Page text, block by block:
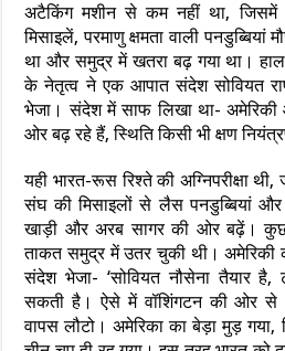
अटैकिंग मशीन से कम नहीं था, जिसमें
मिसाइलें, परमाणु क्षमता वाली पनडुब्बियां
था और समुद्र में खतरा बढ़ गया था।
के नेतृत्व ने एक आपात संदेश सोवियत
भेजा। संदेश में साफ लिखा था- अमेरिकी
ओर बढ़ रहे हैं, स्थिति किसी भी क्षण
यही भारत-रूस रिश्ते की अग्निपरीक्षा
संघ की मिसाइलों से लैस पनडुब्बियां
खाड़ी और अरब सागर की ओर बढ़ें।
ताकत समुद्र में उतर चुकी थी। अमेरिकी
संदेश भेजा- ‘सोवियत नौसेना तैयार है,
सकती है। ऐसे में वॉशिंगटन की ओर से
वापस लौटो। अमेरिका का बेड़ा मुड़